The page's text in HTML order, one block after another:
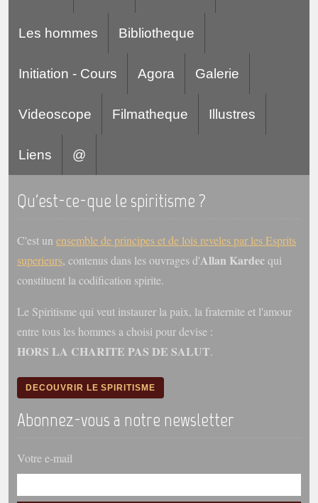
Bibliothèque spirite
Documents
Bulletins "Le Spiritisme"
Journal trimestriel
Newsletters
trimestrielles
Citations
Maximes
séance d'aide spirituelle
Powerpoints
Enseignement
Cours dispensés au Centre
Consultez les réponses
Les hommes Bibliotheque
Initiation - Cours Agora Galerie
Videoscope Filmatheque Illustres
Liens @
Qu'est-ce-que le spiritisme ?
C'est un ensemble de principes et de lois reveles par les Esprits
superieurs, contenus dans les ouvrages d'Allan Kardecqui
constituent la codification spirite.
Le Spiritisme qui veut instaurer la paix, la fraternite et l'amour
entre tous les hommes a choisi pour devise :
HORS LA CHARITE PAS DE SALUT.
DECOUVRIR LE SPIRITISME
Abonnez-vous a notre newsletter
Votre e-mail